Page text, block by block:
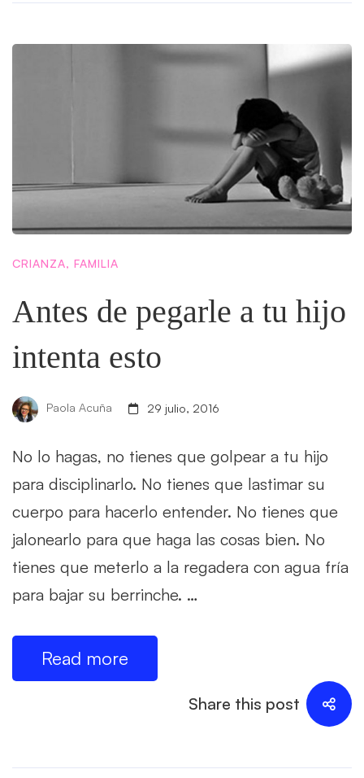
CRIANZA, FAMILIA
Antes de pegarle a tu hijo
intenta esto
Paola Acuña 29 julio, 2016
No lo hagas, no tienes que golpear a tu hijo
para disciplinarlo. No tienes que lastimar su
cuerpo para hacerlo entender. No tienes que
jalonearlo para que haga las cosas bien. No
tienes que meterlo a la regadera con agua fría
para bajar su berrinche. …
Read more
Share this post